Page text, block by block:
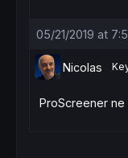
05/21/2019 at
Nicolas
ProScreener ne